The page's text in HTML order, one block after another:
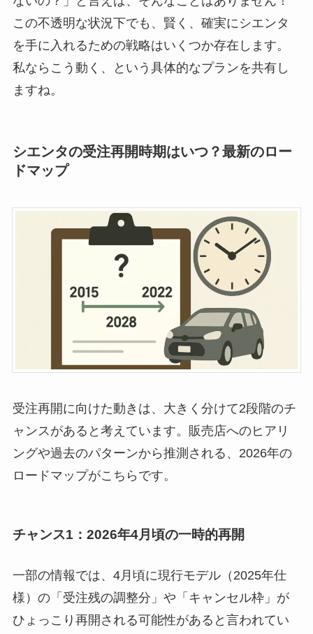
この不透明な状況下でも、賢く、確実にシエンタ
を手に入れるための戦略はいくつか存在します。
私ならこう動く、という具体的なプランを共有し
ますね。
シエンタの受注再開時期はいつ？最新のロー
ドマップ
受注再開に向けた動きは、大きく分けて2段階のチ
ャンスがあると考えています。販売店へのヒアリ
ングや過去のパターンから推測される、2026年の
ロードマップがこちらです。
チャンス1：2026年4月頃の一時的再開
一部の情報では、4月頃に現行モデル（2025年仕
様）の「受注残の調整分」や「キャンセル枠」が
ひょっこり再開される可能性があると言われてい